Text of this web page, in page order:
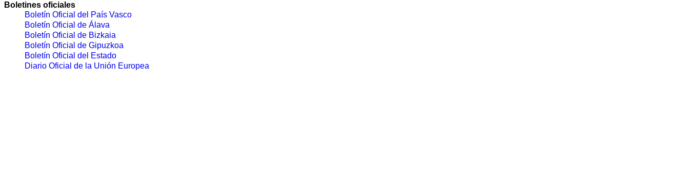
Boletines oficiales
Boletín Oficial del País Vasco
Boletín Oficial de Álava
Boletín Oficial de Bizkaia
Boletín Oficial de Gipuzkoa
Boletín Oficial del Estado
Diario Oficial de la Unión Europea